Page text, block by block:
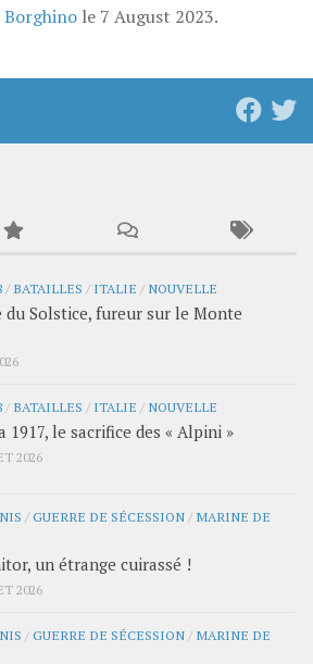
Borghino le 7 August 2023.
/ BATAILLES / ITALIE / NOUVELLE
du Solstice, fureur sur le Monte
/ BATAILLES / ITALIE / NOUVELLE
1917, le sacrifice des « Alpini »
2026
/GUERRE DE SÉCESSION / MARINE DE
un étrange cuirassé !
2026
/GUERRE DE SÉCESSION / MARINE DE